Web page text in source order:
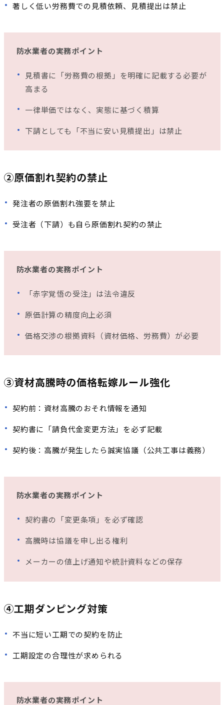
著しく低い労務費での見積依頼、見積提出は禁止
防水業者の実務ポイント
見積書に「労務費の根拠」を明確に記載する必要が
高まる
一律単価ではなく、実態に基づく積算
下請としても「不当に安い見積提出」は禁止
②原価割れ契約の禁止
発注者の原価割れ強要を禁止
受注者（下請）も自ら原価割れ契約の禁止
防水業者の実務ポイント
「赤字覚悟の受注」は法令違反
原価計算の精度向上必須
価格交渉の根拠資料（資材価格、労務費）が必要
③資材高騰時の価格転嫁ルール強化
契約前：資材高騰のおそれ情報を通知
契約書に「請負代金変更方法」を必ず記載
契約後：高騰が発生したら誠実協議（公共工事は義務）
防水業者の実務ポイント
契約書の「変更条項」を必ず確認
高騰時は協議を申し出る権利
メーカーの値上げ通知や統計資料などの保存
④工期ダンピング対策
不当に短い工期での契約を防止
工期設定の合理性が求められる
防水業者の実務ポイント